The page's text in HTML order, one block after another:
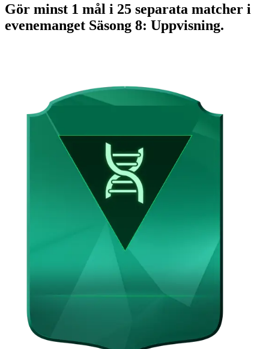
Gör minst 1 mål i 25 separata matcher i
evenemanget Säsong 8: Uppvisning.